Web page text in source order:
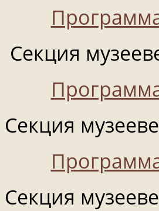
Секция
Секция
Секция